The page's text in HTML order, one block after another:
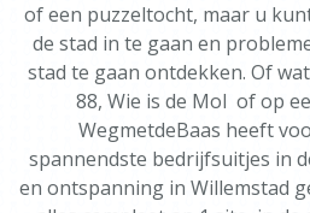
of een puzzeltocht, maar u
de stad in te gaan en
stad te gaan ontdekken. Of
88, Wie is de Mol of op
WegmetdeBaas heeft
spannendste bedrijfsuitjes in
en ontspanning in Willemstad